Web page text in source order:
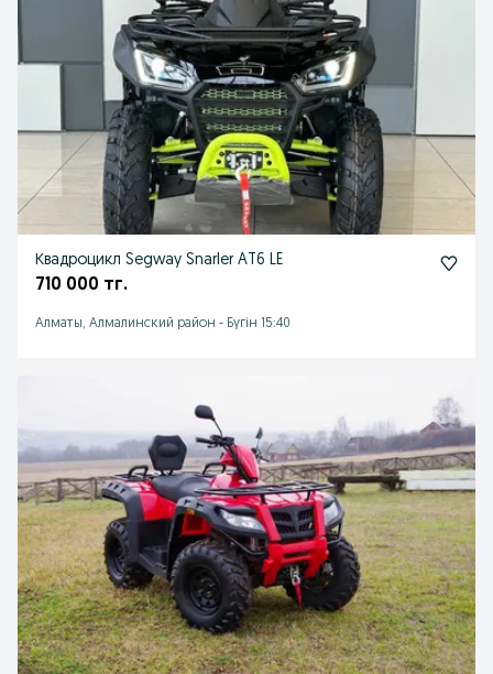
Квадроцикл Segway Snarler AT6 LE
710 000 тг.
Алматы, Алмалинский район - Бүгін 15:40